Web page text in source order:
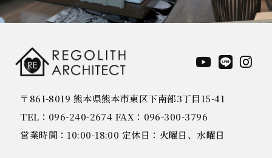
〒861-8019 熊本県熊本市東区下南部3丁目15-41
TEL：096-240-2674 FAX：096-300-3796
営業時間：10:00-18:00 定休日：火曜日、水曜日